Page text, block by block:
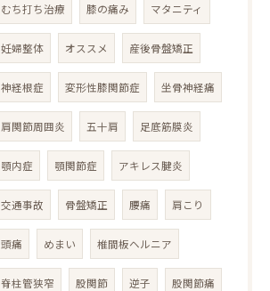
むち打ち治療 膝の痛み マタニティ
妊婦整体 オススメ 産後骨盤矯正
神経根症 変形性膝関節症 坐骨神経痛
肩関節周囲炎 五十肩 足底筋膜炎
顎内症 顎関節症 アキレス腱炎
交通事故 骨盤矯正 腰痛 肩こり
頭痛 めまい 椎間板ヘルニア
脊柱管狭窄 股関節 逆子 股関節痛